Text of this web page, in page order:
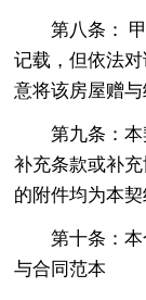
第八条：
记载，但依法
意将该房屋赠与
第九条：
补充条款或补
的附件均为本契
第十条：
与合同范本